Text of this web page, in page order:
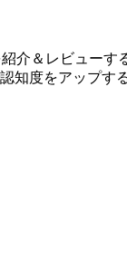
介＆レビューす
知度をアップす